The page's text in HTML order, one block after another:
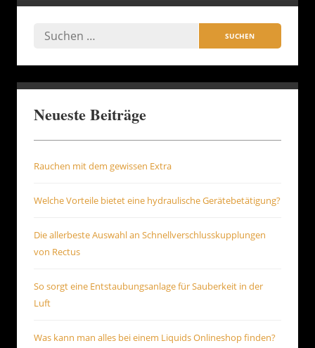
Neueste Beiträge
Rauchen mit dem gewissen Extra
Welche Vorteile bietet eine hydraulische Gerätebetätigung?
Die allerbeste Auswahl an Schnellverschlusskupplungen
von Rectus
So sorgt eine Entstaubungsanlage für Sauberkeit in der
Luft
Was kann man alles bei einem Liquids Onlineshop finden?